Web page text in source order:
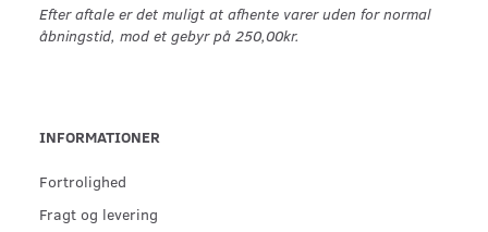
Efter aftale er det muligt at afhente varer uden for normal
åbningstid, mod et gebyr på 250,00kr.
INFORMATIONER
Fortrolighed
Fragt og levering